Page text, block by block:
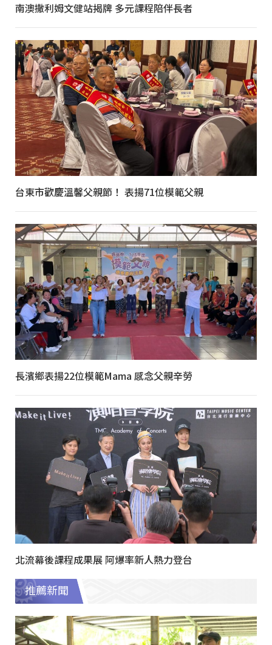
南澳撒利姆文健站揭牌 多元課程陪伴長者
台東市歡慶溫馨父親節！ 表揚71位模範父親
長濱鄉表揚22位模範Mama 感念父親辛勞
北流幕後課程成果展 阿爆率新人熱力登台
推薦新聞